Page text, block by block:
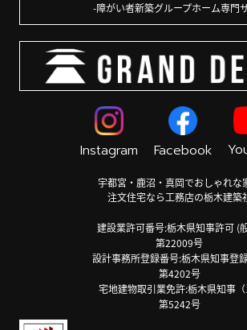
障がい者新築グループホーム専門
Instagram Facebook
宇都宮・鹿沼・真岡でおしゃれな
注文住宅なら工務店の栃木建築
建設業許可番号:栃木県知事許可 (
第22009号
設計事務所登録番号:栃木県知事登
第4202号
宅地建物取引業免許:栃木県知事（
第5242号